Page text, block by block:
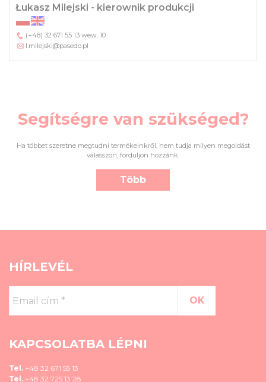
Łukasz Milejski - kierownik produkcji
(+48) 32 671 55 13 wew. 10
l.milejski@pasedo.pl
Segítségre van szükséged?
Ha többet szeretne megtudni termékeinkről, nem tudja milyen megoldást
válasszon, forduljon hozzánk.
Több
HÍRLEVÉL
cím
*
KAPCSOLATBA LÉPNI
Tel. +48 32 671 55 13
Tel. +48 32 725 13 28